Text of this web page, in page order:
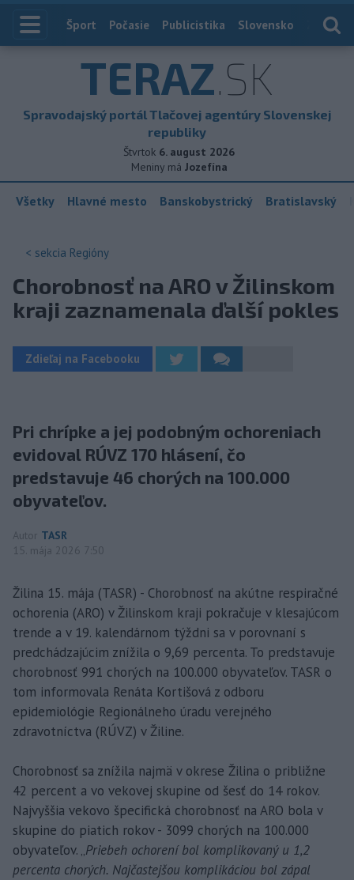
Index
Šport Počasie Publicistika Slovensko
TERAZ.SK
Spravodajský portál Tlačovej agentúry Slovenskej
republiky
Štvrtok 6. august 2026
Meniny má Jozefína
Všetky Hlavné mesto Banskobystrický Bratislavský
< sekcia Regióny
Chorobnosť na ARO v Žilinskom
kraji zaznamenala ďalší pokles
Zdieľaj na Facebooku
Pri chrípke a jej podobným ochoreniach
evidoval RÚVZ 170 hlásení, čo
predstavuje 46 chorých na 100.000
obyvateľov.
Autor TASR
15. mája 2026 7:50
Žilina 15. mája (TASR) - Chorobnosť na akútne respiračné
ochorenia (ARO) v Žilinskom kraji pokračuje v klesajúcom
trende a v 19. kalendárnom týždni sa v porovnaní s
predchádzajúcim znížila o 9,69 percenta. To predstavuje
chorobnosť 991 chorých na 100.000 obyvateľov. TASR o
tom informovala Renáta Kortišová z odboru
epidemiológie Regionálneho úradu verejného
zdravotníctva (RÚVZ) v Žiline.
Chorobnosť sa znížila najmä v okrese Žilina o približne
42 percent a vo vekovej skupine od šesť do 14 rokov.
Najvyššia vekovo špecifická chorobnosť na ARO bola v
skupine do piatich rokov - 3099 chorých na 100.000
obyvateľov. „Priebeh ochorení bol komplikovaný u 1,2
percenta chorých. Najčastejšou komplikáciou bol zápal